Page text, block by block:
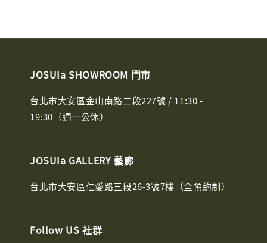
JOSUIa SHOWROOM 門市
台北市大安區金山南路二段227號 / 11:30 -
19:30（週一公休）
JOSUIa GALLERY 藝廊
台北市大安區仁愛路三段26-3號7樓（全預約制）
Follow US 社群